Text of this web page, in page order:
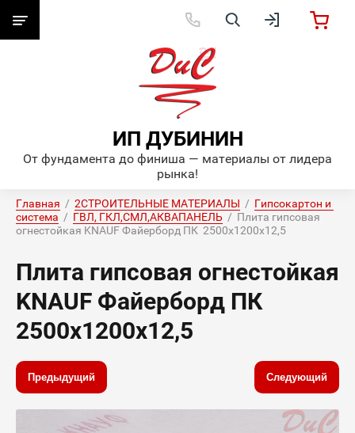
ИП ДУБИНИН
От фундамента до финиша — материалы от лидера
рынка!
Главная
  /
2СТРОИТЕЛЬНЫЕ МАТЕРИАЛЫ
  /
Гипсокартон и
система
  /
ГВЛ, ГКЛ,СМЛ,АКВАПАНЕЛЬ
  /  Плита гипсовая
огнестойкая KNAUF Файерборд ПК  2500х1200х12,5
Плита гипсовая огнестойкая
KNAUF Файерборд ПК
2500х1200х12,5
Предыдущий Следующий